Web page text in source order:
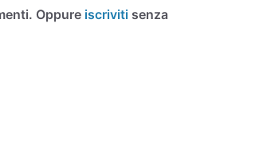
Oppure iscriviti senza